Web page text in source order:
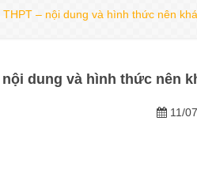
– nội dung và hình thức nên
dung và hình thức nên
11/